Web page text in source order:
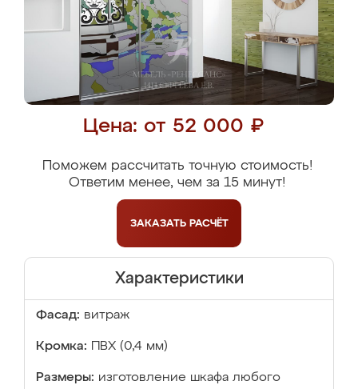
Цена: от 52 000 ₽
Поможем рассчитать точную стоимость!
Ответим менее, чем за 15 минут!
ЗАКАЗАТЬ РАСЧЁТ
Характеристики
Фасад: витраж
Кромка: ПВХ (0,4 мм)
Размеры: изготовление шкафа любого